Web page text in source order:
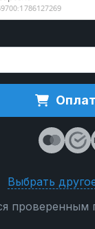
Выбрать
проверенным